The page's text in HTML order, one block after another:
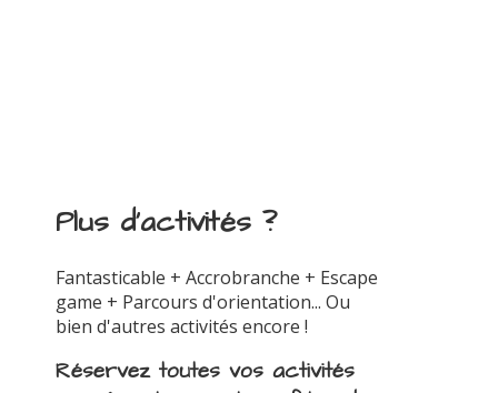
Plus d'activités ?
Fantasticable + Accrobranche + Escape
game + Parcours d'orientation... Ou
bien d'autres activités encore !
Réservez toutes vos activités